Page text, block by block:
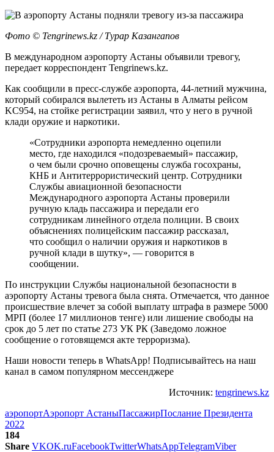
Фото ©️ Tengrinews.kz / Турар Казангапов
В международном аэропорту Астаны объявили ​​тревогу,
передает корреспондент Tengrinews.kz.
Как сообщили в пресс-службе аэропорта, 44-летний мужчина,
который собирался вылететь из Астаны в Алматы рейсом
KС954, на стойке регистрации заявил, что у него в ручной
клади оружие и наркотики.
«Сотрудники аэропорта немедленно оцепили
место, где находился «подозреваемый» пассажир,
о чем были срочно оповещены служба госохраны,
КНБ и Антитеррористический центр. Сотрудники
Службы авиационной безопасности
Международного аэропорта Астаны проверили
ручную кладь пассажира и передали его
сотрудникам линейного отдела полиции. В своих
объяснениях полицейским пассажир рассказал,
что сообщил о наличии оружия и наркотиков в
ручной клади в шутку», — говорится в
сообщении.
По инструкции Службы национальной безопасности в
аэропорту Астаны тревога была снята. Отмечается, что данное
происшествие влечет за собой выплату штрафа в размере 5000
МРП (более 17 миллионов тенге) или лишение свободы на
срок до 5 лет по статье 273 УК РК (Заведомо ложное
сообщение о готовящемся акте терроризма).
Наши новости теперь в WhatsApp! Подписывайтесь на наш
канал в самом популярном мессенджере
Источник: tengrinews.kz
аэропортАэропорт АстаныПассажирПослание Президента
2022
184
Share VKOK.ruFacebookTwitterWhatsAppTelegramViber